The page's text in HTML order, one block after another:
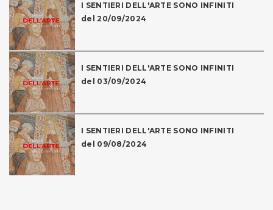
I SENTIERI DELL'ARTE SONO INFINITI
del 20/09/2024
I SENTIERI DELL'ARTE SONO INFINITI
del 03/09/2024
I SENTIERI DELL'ARTE SONO INFINITI
del 09/08/2024